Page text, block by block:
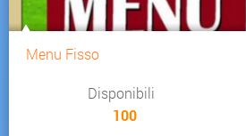
Menu Fisso
Disponibili
100